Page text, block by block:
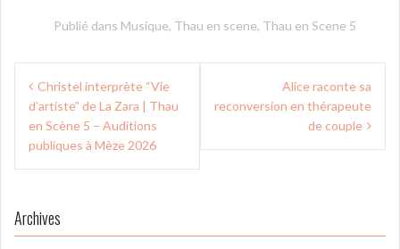
Publié dans Musique, Thau en scene, Thau en Scene 5
Navigation
de
l’article
Christel interprète “Vie
d’artiste” de La Zara | Thau
en Scène 5 – Auditions
publiques à Mèze 2026
Alice raconte sa
reconversion en thérapeute
de couple
Archives